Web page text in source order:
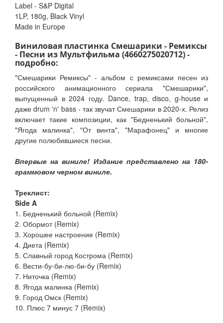
Label - S&P Digital
1LP, 180g, Black Vinyl
Made in Europe
Виниловая пластинка Смешарики - Ремиксы
- Песни из Мультфильма (4660275020712) -
подробно:
"Смешарики Ремиксы" - альбом с ремиксами песен из
российского анимационного сериала "Смешарики",
выпущенный в 2024 году. Dance, trap, disco, g-house и
даже drum 'n' bass - так звучат Смешарики в 2020-х. Релиз
включает такие композиции, как "Бедненький больной",
"Ягода малинка", "От винта", "Марафонец" и многие
другие полюбившиеся песни.
Впервые на виниле! Издание представлено на 180-
граммовом черном виниле.
Треклист:
Side A
1. Бедненький больной (Remix)
2. Обормот (Remix)
3. Хорошее настроение (Remix)
4. Диета (Remix)
5. Славный город Кострома (Remix)
6. Вести-бу-би-лю-би-бу (Remix)
7. Ниточка (Remix)
8. Ягода малинка (Remix)
9. Город Омск (Remix)
10. Плюс 7 минус 7 (Remix)